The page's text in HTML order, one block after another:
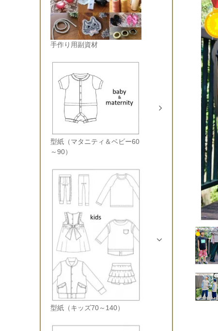
手作り用副資材
型紙（マタニティ＆ベビー60
～90）
型紙（キッズ70～140）